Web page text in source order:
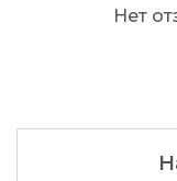
Нет